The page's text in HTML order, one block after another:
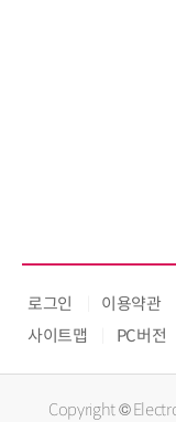
로그인 이용약관
사이트맵
PC버전
Copyright ©